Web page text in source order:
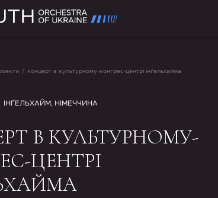
/ концерт в культурному-конгрес-центрі інґельхайма
ІНҐЕЛЬХАЙМ, НІМЕЧЧИНА
В КУЛЬТУРНОМУ-
ЦЕНТРІ